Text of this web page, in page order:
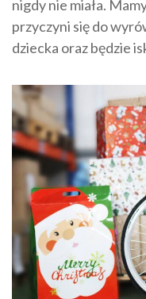
nigdy nie miała.
przyczyni się do
dziecka oraz będzie